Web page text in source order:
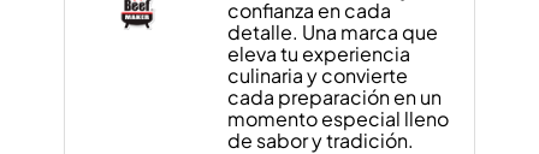
confianza en cada
detalle. Una marca que
eleva tu experiencia
culinaria y convierte
cada preparación en un
momento especial lleno
de sabor y tradición.